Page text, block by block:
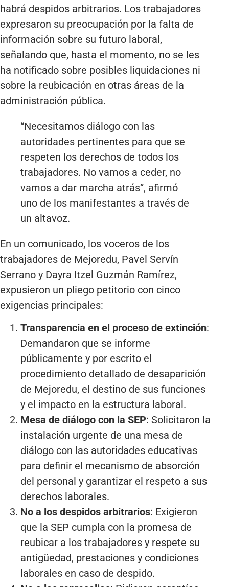
habrá despidos arbitrarios. Los trabajadores
expresaron su preocupación por la falta de
información sobre su futuro laboral,
señalando que, hasta el momento, no se les
ha notificado sobre posibles liquidaciones ni
sobre la reubicación en otras áreas de la
administración pública.
“Necesitamos diálogo con las
autoridades pertinentes para que se
respeten los derechos de todos los
trabajadores. No vamos a ceder, no
vamos a dar marcha atrás”, afirmó
uno de los manifestantes a través de
un altavoz.
En un comunicado, los voceros de los
trabajadores de Mejoredu, Pavel Servín
Serrano y Dayra Itzel Guzmán Ramírez,
expusieron un pliego petitorio con cinco
exigencias principales:
Transparencia en el proceso de extinción:
Demandaron que se informe
públicamente y por escrito el
procedimiento detallado de desaparición
de Mejoredu, el destino de sus funciones
y el impacto en la estructura laboral.
Mesa de diálogo con la SEP: Solicitaron la
instalación urgente de una mesa de
diálogo con las autoridades educativas
para definir el mecanismo de absorción
del personal y garantizar el respeto a sus
derechos laborales.
No a los despidos arbitrarios: Exigieron
que la SEP cumpla con la promesa de
reubicar a los trabajadores y respete su
antigüedad, prestaciones y condiciones
laborales en caso de despido.